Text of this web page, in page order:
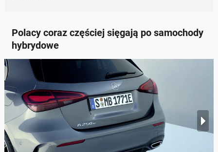
Polacy coraz częściej sięgają po samochody
hybrydowe